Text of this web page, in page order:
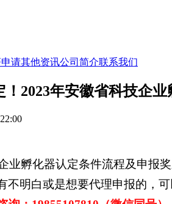
请其他资讯公司简介联系我们
！2023年安徽省科技企
业孵化器认定条件流程及申报
不明白或是想要代理申报的，